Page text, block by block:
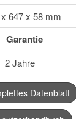
647 x 58 mm
Garantie
2 Jahre
Datenblatt